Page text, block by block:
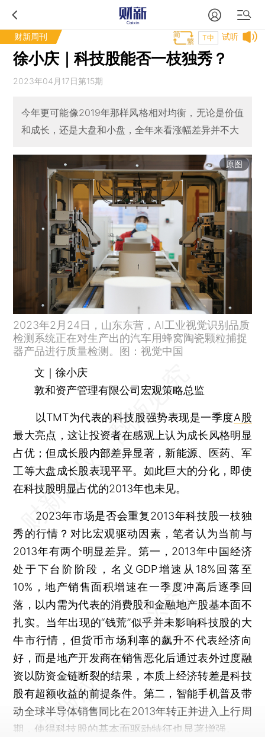
财新周刊 试听
T中
徐小庆｜科技股能否一枝独秀？
2023年04月17日第15期
今年更可能像2019年那样风格相对均衡，无论是价值
和成长，还是大盘和小盘，全年来看涨幅差异并不大
原图
2023年2月24日，山东东营，AI工业视觉识别品质
检测系统正在对生产出的汽车用蜂窝陶瓷颗粒捕捉
器产品进行质量检测。图：视觉中国
文｜徐小庆
敦和资产管理有限公司宏观策略总监
以TMT为代表的科技股强势表现是一季度A股
最大亮点，这让投资者在感观上认为成长风格明显
占优；但成长股内部差异显著，新能源、医药、军
工等大盘成长股表现平平。如此巨大的分化，即使
在科技股明显占优的2013年也未见。
2023年市场是否会重复2013年科技股一枝独
秀的行情？对比宏观驱动因素，笔者认为当前与
2013年有两个明显差异。第一，2013年中国经济
处于下台阶阶段，名义GDP增速从18%回落至
10%，地产销售面积增速在一季度冲高后逐季回
落，以内需为代表的消费股和金融地产股基本面不
扎实。当年出现的“钱荒”似乎并未影响科技股的大
牛市行情，但货币市场利率的飙升不代表经济向
好，而是地产开发商在销售恶化后通过表外过度融
资以防资金链断裂的结果，本质上经济转差是科技
股有超额收益的前提条件。第二，智能手机普及带
动全球半导体销售同比在2013年转正并进入上行周
期，使得科技股的基本面驱动特征也显著增强。